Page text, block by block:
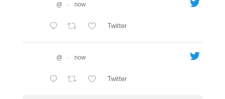
@ · now
Twitter
@ · now
Twitter